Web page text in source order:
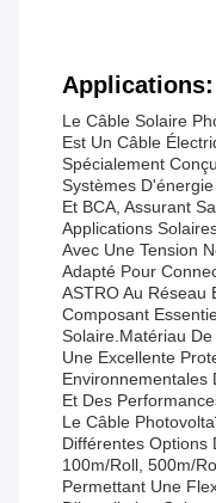
Applications:
Le Câble Solaire
Est Un Câble
Spécialement
Systèmes
Et BCA, Assurant
Applications
Avec Une Tension
Adapté Pour
ASTRO Au Réseau
Composant
Solaire.Matériau
Une Excellente
Environnementales
Et Des
Le Câble
Différentes Options
100m/roll, 500m/
Permettant Une